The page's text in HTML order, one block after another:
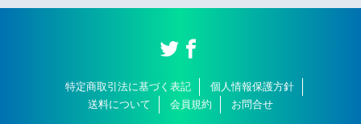
特定商取引法に基づく表記
個人情報保護方針
送料について
会員規約 お問合せ